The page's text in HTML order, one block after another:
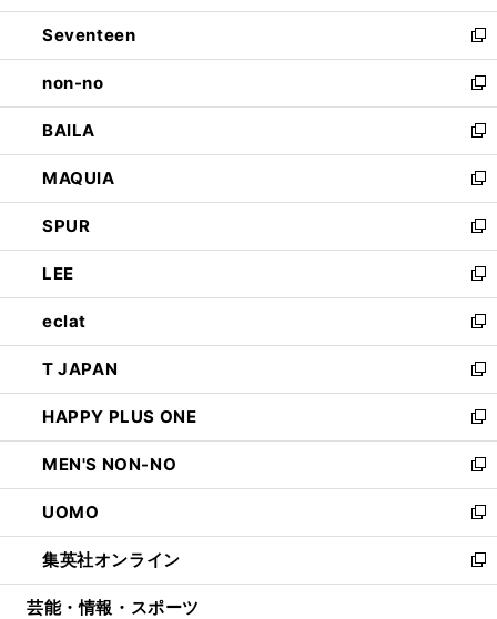
開
く
ウ
で
開
く
ン
ド
ウ
で
開
く
Seventeen
新
し
い
ウ
ィ
ン
ド
ウ
で
開
く
non-no
新
し
い
ウ
ィ
ン
ド
ウ
で
開
く
BAILA
新
し
い
ウ
ィ
ン
ド
ウ
で
開
く
MAQUIA
新
し
い
ウ
ィ
ン
ド
ウ
で
開
く
SPUR
新
し
い
ウ
ィ
ン
ド
ウ
で
開
く
LEE
新
し
い
ウ
ィ
ン
ド
ウ
で
開
く
eclat
新
し
い
ウ
ィ
ン
ド
ウ
で
開
く
T JAPAN
新
し
い
ウ
ィ
ン
ド
ウ
で
開
HAPPY PLUS ONE
新
し
い
ウ
ィ
ン
ド
ウ
MEN'S NON-NO
新
し
い
ウ
ィ
ン
UOMO
新
し
い
ウ
集英社オンライン
新
し
芸能・情報・スポーツ